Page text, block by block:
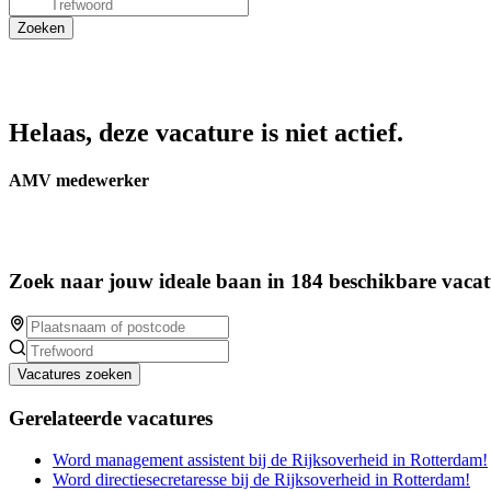
Helaas, deze vacature is niet actief.
AMV medewerker
Zoek naar jouw ideale baan in 184 beschikbare
Vacatures zoeken
Gerelateerde vacatures
Word management assistent bij de Rijksoverheid in Rotterdam!
Word directiesecretaresse bij de Rijksoverheid in Rotterdam!